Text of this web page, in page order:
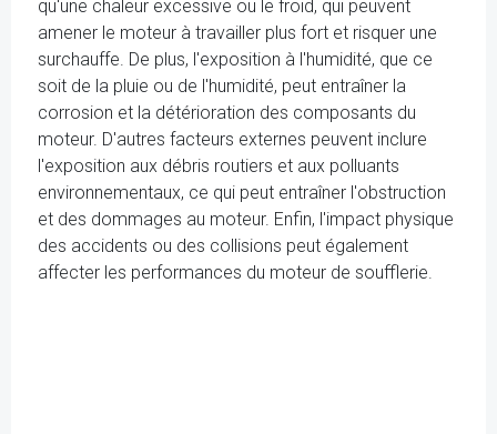
qu'une chaleur excessive ou le froid, qui peuvent
amener le moteur à travailler plus fort et risquer une
surchauffe. De plus, l'exposition à l'humidité, que ce
soit de la pluie ou de l'humidité, peut entraîner la
corrosion et la détérioration des composants du
moteur. D'autres facteurs externes peuvent inclure
l'exposition aux débris routiers et aux polluants
environnementaux, ce qui peut entraîner l'obstruction
et des dommages au moteur. Enfin, l'impact physique
des accidents ou des collisions peut également
affecter les performances du moteur de soufflerie.